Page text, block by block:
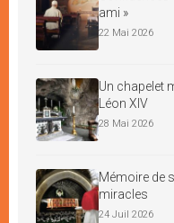
ami »
22 Mai 2026
Un chapelet
Léon XIV
28 Mai 2026
Mémoire de
miracles
24 Juil 2026